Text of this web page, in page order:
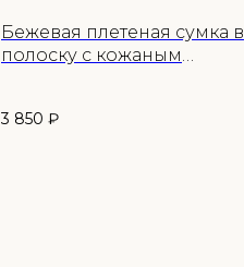
Бежевая плетеная сумка в
полоску с кожаным
3 850 ₽